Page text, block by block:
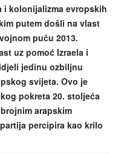
n
kolonijalizma evropskih
putem došli na vlast
puču 2013.
uz pomoć Izraela i
jedinu ozbiljnu
svijeta. Ovo je
pokreta 20. stoljeća
arapskim
percipira kao krilo